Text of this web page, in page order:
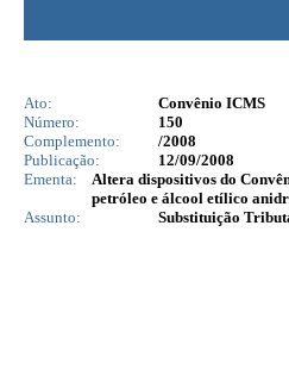
Ato:
Convênio ICMS
Número:
150
Complemento:
/2008
Publicação:
12/09/2008
Ementa:
Altera dispositivos do
petróleo e álcool etílico
Assunto:
Substituição